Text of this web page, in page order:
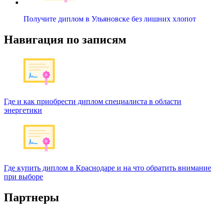
Получите диплом в Ульяновске без лишних хлопот
Навигация по записям
Где и как приобрести диплом специалиста в области
энергетики
Где купить диплом в Краснодаре и на что обратить внимание
при выборе
Партнеры